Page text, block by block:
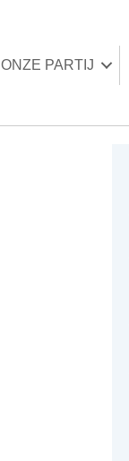
ONZE PARTIJ